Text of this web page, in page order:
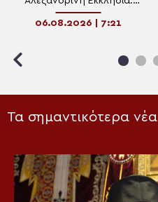
Ίδρυση Γυναικείας Ιεράς
Πατριαρχικής Μονής
06.08.2026 | 7:21
Τα σημαντικότερα νέα